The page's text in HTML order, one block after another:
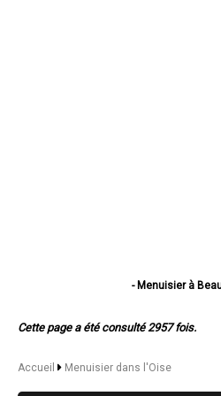
- Menuisier à
- Menuisier à Nogent-
- Menuisier à
Cette page a été consulté 2957 fois.
Accueil Menuisier dans l'Oise